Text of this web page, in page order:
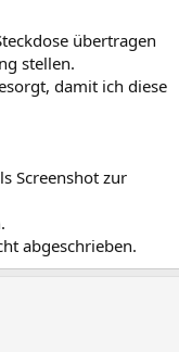
übertragen
stellen.
damit ich diese
Screenshot zur
abgeschrieben.